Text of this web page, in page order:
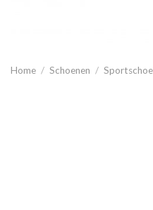
Home / Schoenen /